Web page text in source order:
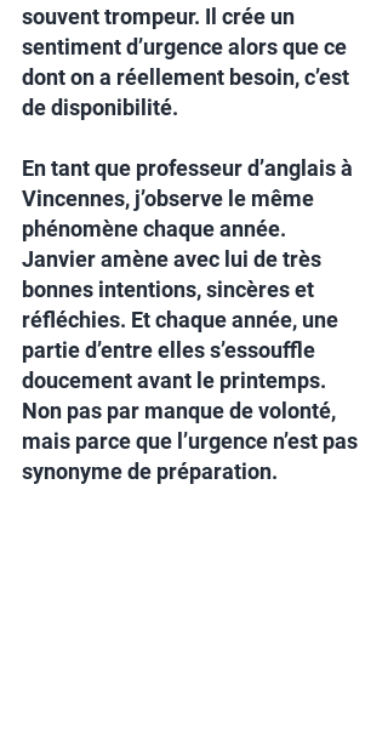
souvent trompeur. Il crée un
sentiment d’urgence alors que ce
dont on a réellement besoin, c’est
de disponibilité.
En tant que professeur d’anglais à
Vincennes, j’observe le même
phénomène chaque année.
Janvier amène avec lui de très
bonnes intentions, sincères et
réfléchies. Et chaque année, une
partie d’entre elles s’essouffle
doucement avant le printemps.
Non pas par manque de volonté,
mais parce que l’urgence n’est pas
synonyme de préparation.